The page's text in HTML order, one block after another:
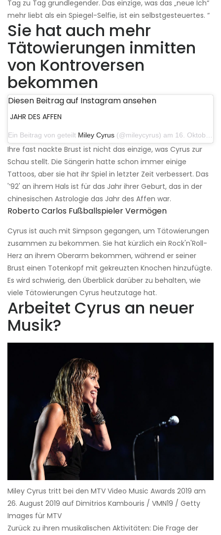
Tag zu Tag grundlegender. Das einzige, was das „neue Ich“
mehr liebt als ein Spiegel-Selfie, ist ein selbstgesteuertes. “
Sie hat auch mehr
Tätowierungen inmitten
von Kontroversen
bekommen
Diesen Beitrag auf Instagram ansehen
JAHR DES AFFEN
Ein Beitrag von geteilt Miley Cyrus (@mileycyrus) am 16. Oktober 2019 um 19:04 Uhr PDT
Ihre fast nackte Brust ist nicht das einzige, was Cyrus zur
Schau stellt. Die Sängerin hatte schon immer einige
Tattoos, aber sie hat ihr Spiel in letzter Zeit verbessert. Das
'’92' an ihrem Hals ist für das Jahr ihrer Geburt, das in der
chinesischen Astrologie das Jahr des Affen war.
Roberto Carlos Fußballspieler Vermögen
Cyrus ist auch mit Simpson gegangen, um Tätowierungen
zusammen zu bekommen. Sie hat kürzlich ein Rock'n'Roll-
Herz an ihrem Oberarm bekommen, während er seiner
Brust einen Totenkopf mit gekreuzten Knochen hinzufügte.
Es wird schwierig, den Überblick darüber zu behalten, wie
viele Tätowierungen Cyrus heutzutage hat.
Arbeitet Cyrus an neuer
Musik?
Miley Cyrus tritt bei den MTV Video Music Awards 2019 am
26. August 2019 auf Dimitrios Kambouris / VMN19 / Getty
Images für MTV
Zurück zu ihren musikalischen Aktivitäten: Die Frage der